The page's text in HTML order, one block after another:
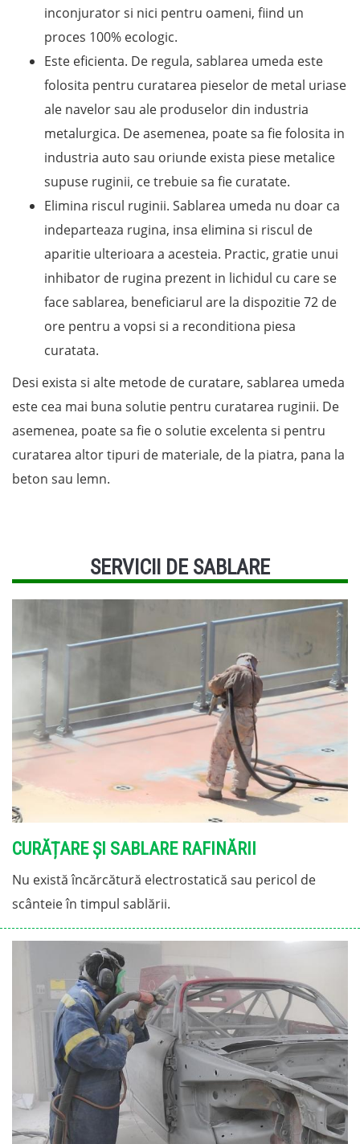
inconjurator si nici pentru oameni, fiind un
proces 100% ecologic.
Este eficienta. De regula, sablarea umeda este
folosita pentru curatarea pieselor de metal uriase
ale navelor sau ale produselor din industria
metalurgica. De asemenea, poate sa fie folosita in
industria auto sau oriunde exista piese metalice
supuse ruginii, ce trebuie sa fie curatate.
Elimina riscul ruginii. Sablarea umeda nu doar ca
indeparteaza rugina, insa elimina si riscul de
aparitie ulterioara a acesteia. Practic, gratie unui
inhibator de rugina prezent in lichidul cu care se
face sablarea, beneficiarul are la dispozitie 72 de
ore pentru a vopsi si a reconditiona piesa
curatata.
Desi exista si alte metode de curatare, sablarea umeda
este cea mai buna solutie pentru curatarea ruginii. De
asemenea, poate sa fie o solutie excelenta si pentru
curatarea altor tipuri de materiale, de la piatra, pana la
beton sau lemn.
SERVICII DE SABLARE
CURĂȚARE ȘI SABLARE RAFINĂRII
Nu există încărcătură electrostatică sau pericol de
scânteie în timpul sablării.